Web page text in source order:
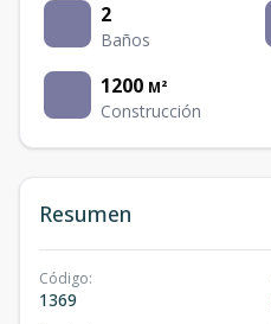
2
Baños
1200 M²
Construcción
Resumen
Código:
1369